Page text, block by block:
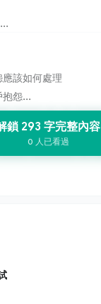
該如何處理
抱怨...
鎖 293 字完整內容
0 人已看過